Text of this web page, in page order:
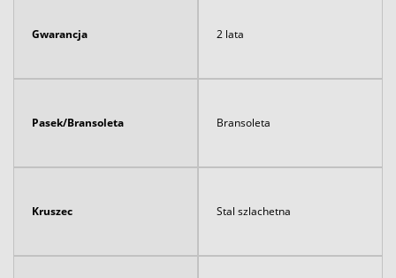
Gwarancja 2 lata
Pasek/Bransoleta Bransoleta
Kruszec Stal szlachetna